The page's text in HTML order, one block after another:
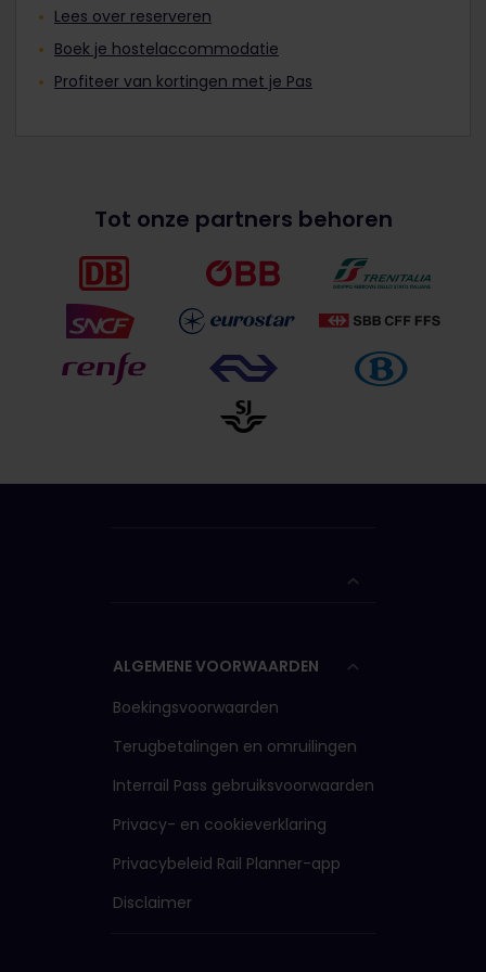
Lees over reserveren
Boek je hostelaccommodatie
Profiteer van kortingen met je Pas
Tot onze partners behoren
ALGEMENE VOORWAARDEN
Boekingsvoorwaarden
Terugbetalingen en omruilingen
Interrail Pass gebruiksvoorwaarden
Privacy- en cookieverklaring
Privacybeleid Rail Planner-app
Disclaimer